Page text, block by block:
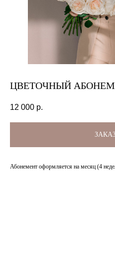
ЦВЕТОЧНЫЙ
12 000 р.
Абонемент оформляется на месяц (4